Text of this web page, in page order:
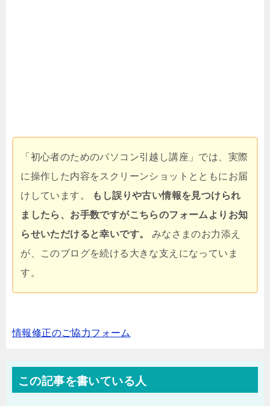
「初心者のためのパソコン引越し講座」では、実際
に操作した内容をスクリーンショットとともにお届
けしています。
もし誤りや古い情報を見つけられ
ましたら、お手数ですがこちらのフォームよりお知
らせいただけると幸いです。
みなさまのお力添え
が、このブログを続ける大きな支えになっていま
す。
情報修正のご協力フォーム
この記事を書いている人